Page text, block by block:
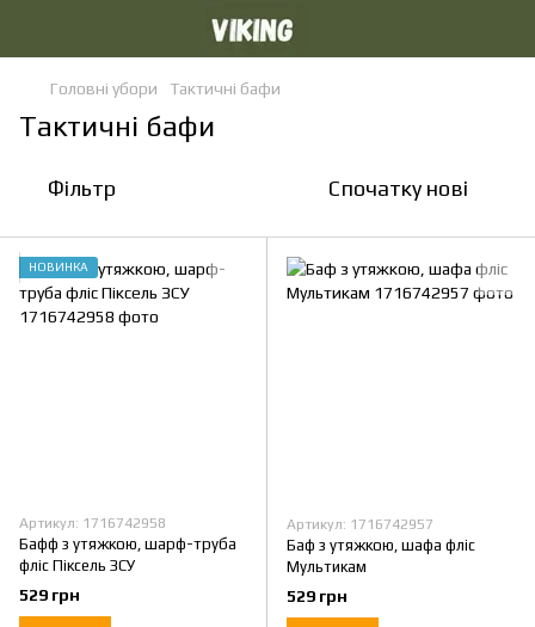
Головні убори Тактичні бафи
Тактичні бафи
Фільтр Спочатку нові
НОВИНКА
Артикул: 1716742958
Бафф з утяжкою, шарф-труба
фліс Піксель ЗСУ
529 грн
Артикул: 1716742957
Баф з утяжкою, шафа фліс
Мультикам
529 грн